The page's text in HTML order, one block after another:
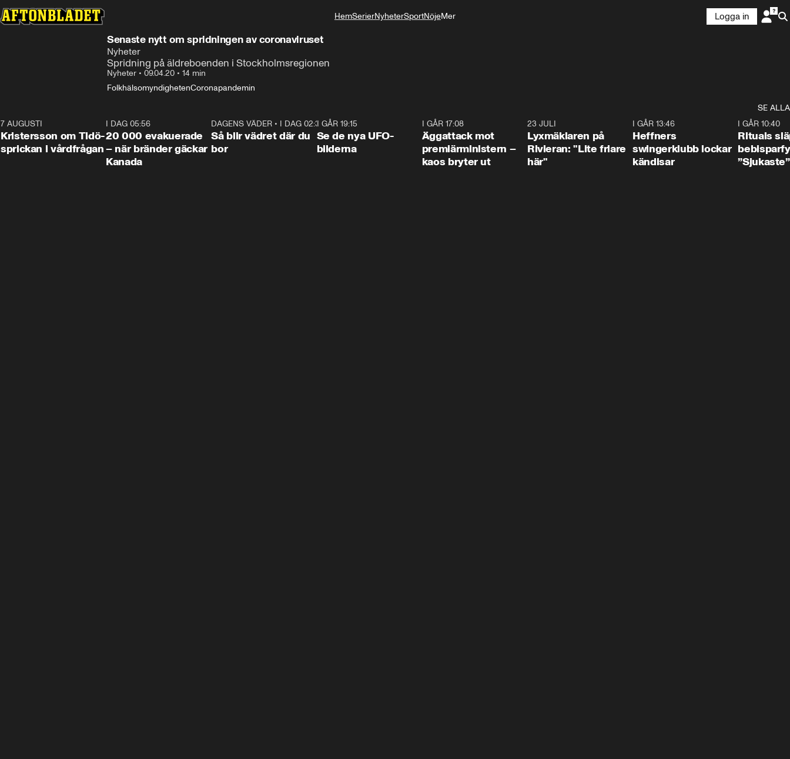
HemSerierNyheterSportNöjeMer
Logga in
Senaste nytt om spridningen av coronaviruset
Nyheter
Spridning på äldreboenden i Stockholmsregionen
Nyheter • 09.04.20 • 14 min
FolkhälsomyndighetenCoronapandemin
SE ALLA
7 AUGUSTI
Kristersson om Tidö-
sprickan i vårdfrågan
I DAG 05:56
20 000 evakuerade
– när bränder gäckar
Kanada
1:06
DAGENS VÄDER • I DAG 02:30
Så blir vädret där du
bor
I GÅR 19:15
Se de nya UFO-
bilderna
I GÅR 17:08
Äggattack mot
premiärministern –
kaos bryter ut
23 JULI
Lyxmäklaren på
Rivieran: "Lite friare
här"
I GÅR 13:46
Heffners
swingerklubb lockar
kändisar
I GÅR 10:40
Rituals
”Sjukaste”